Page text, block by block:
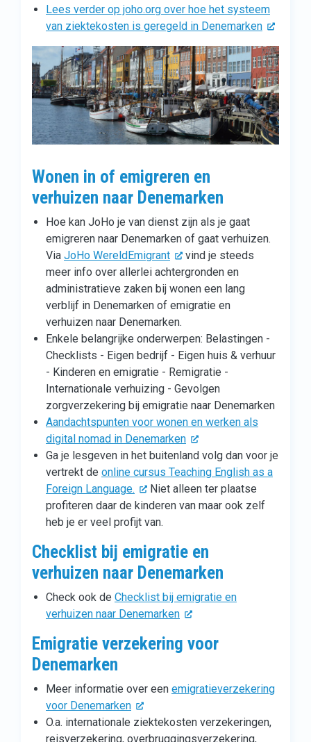
Lees verder op joho.org over hoe het systeem
van ziektekosten is geregeld in Denemarken
Wonen in of emigreren en
verhuizen naar Denemarken
Hoe kan JoHo je van dienst zijn als je gaat
emigreren naar Denemarken of gaat verhuizen.
Via JoHo WereldEmigrant
vind je steeds
meer info over allerlei achtergronden en
administratieve zaken bij wonen een lang
verblijf in Denemarken of emigratie en
verhuizen naar Denemarken.
Enkele belangrijke onderwerpen: Belastingen -
Checklists - Eigen bedrijf - Eigen huis & verhuur
- Kinderen en emigratie - Remigratie -
Internationale verhuizing - Gevolgen
zorgverzekering bij emigratie naar Denemarken
Aandachtspunten voor wonen en werken als
digital nomad in Denemarken
Ga je lesgeven in het buitenland volg dan voor je
vertrekt de online cursus Teaching English as a
Foreign Language.
Niet alleen ter plaatse
profiteren daar de kinderen van maar ook zelf
heb je er veel profijt van.
Checklist bij emigratie en
verhuizen naar Denemarken
Check ook de Checklist bij emigratie en
verhuizen naar Denemarken
Emigratie verzekering voor
Denemarken
Meer informatie over een emigratieverzekering
voor Denemarken
O.a. internationale ziektekosten verzekeringen,
reisverzekering, overbruggingsverzekering,